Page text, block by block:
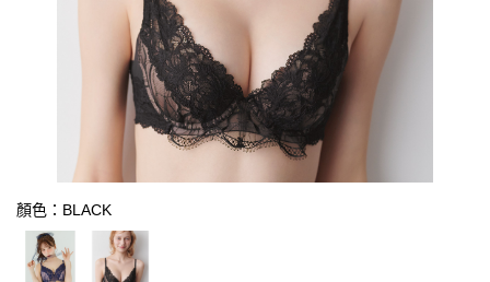
顏色：BLACK